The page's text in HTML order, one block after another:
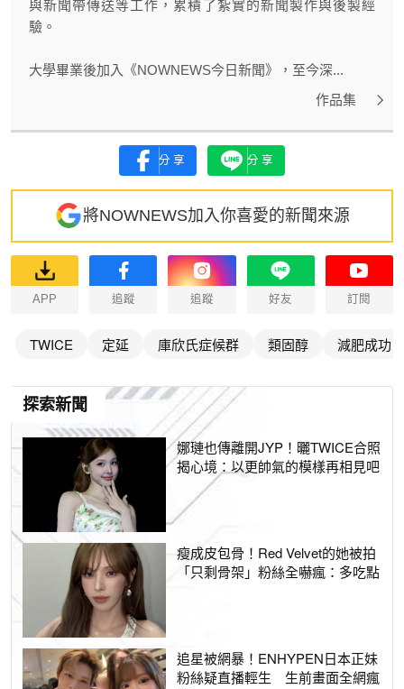
與新聞帶傳送等工作，累積了紮實的新聞製作與後製經
驗。
大學畢業後加入《NOWNEWS今日新聞》，至今深...
作品集
分享 分享
將NOWNEWS加入你喜愛的新聞來源
APP 追蹤 追蹤 好友 訂閱
TWICE 定延 庫欣氏症候群 類固醇 減肥成功
探索新聞
娜璉也傳離開JYP！曬TWICE合照
揭心境：以更帥氣的模樣再相見吧
瘦成皮包骨！Red Velvet的她被拍
「只剩骨架」粉絲全嚇瘋：多吃點
追星被網暴！ENHYPEN日本正妹
粉絲疑直播輕生 生前畫面全網瘋